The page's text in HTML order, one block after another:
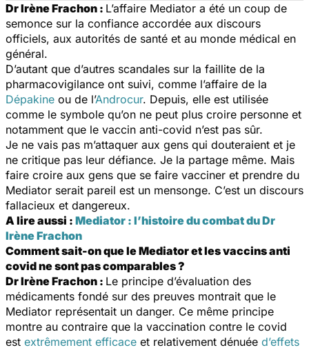
Dr Irène Frachon : L’affaire Mediator a été un coup de
semonce sur la confiance accordée aux discours
officiels, aux autorités de santé et au monde médical en
général.
D’autant que d’autres scandales sur la faillite de la
pharmacovigilance ont suivi, comme l’affaire de la
Dépakine ou de l’Androcur. Depuis, elle est utilisée
comme le symbole qu’on ne peut plus croire personne et
notamment que le vaccin anti-covid n’est pas sûr.
Je ne vais pas m’attaquer aux gens qui douteraient et je
ne critique pas leur défiance. Je la partage même. Mais
faire croire aux gens que se faire vacciner et prendre du
Mediator serait pareil est un mensonge. C’est un discours
fallacieux et dangereux.
A lire aussi : Mediator : l’histoire du combat du Dr
Irène Frachon
Comment sait-on que le Mediator et les vaccins anti
covid ne sont pas comparables ?
Dr Irène Frachon : Le principe d’évaluation des
médicaments fondé sur des preuves montrait que le
Mediator représentait un danger. Ce même principe
montre au contraire que la vaccination contre le covid
est extrêmement efficace et relativement dénuée d’effets